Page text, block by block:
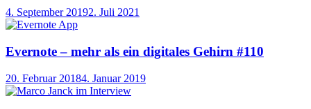
4. September 20192. Juli 2021
Evernote – mehr als ein digitales Gehirn #110
20. Februar 20184. Januar 2019